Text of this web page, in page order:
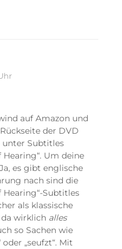
auf Amazon und
der DVD
Subtitles
Um deine
es gibt englische
nach sind die
Hearing“-Subtitles
als klassische
wirklich alles
so Sachen wie
„seufzt“. Mit